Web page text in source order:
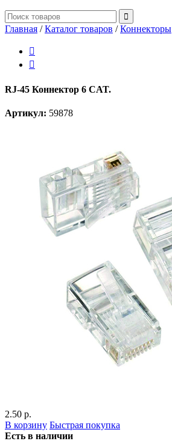
Главная /Каталог товаров /Коннекторы


RJ-45 Коннектор 6 CAT.
Артикул: 59878
2.50 р.
В корзину Быстрая покупка
Есть в наличии